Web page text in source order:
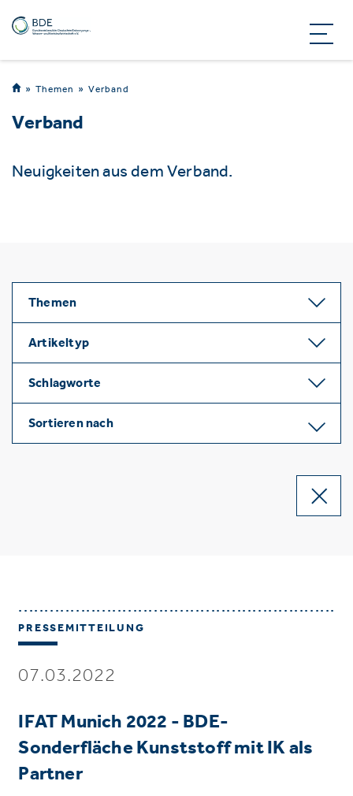
Themen Verband
Verband
Neuigkeiten aus dem Verband.
Themen
Artikeltyp
Schlagworte
Sortieren nach
PRESSEMITTEILUNG
07.03.2022
IFAT Munich 2022 - BDE-
Sonderfläche Kunststoff mit IK als
Partner